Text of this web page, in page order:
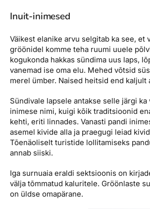
Inuit-inimesed
Väikest elanike arvu selgitab ka see, et
gröönidel komme teha ruumi uuele
kogukonda hakkas sündima uus laps,
vanemad ise oma elu. Mehed võtsid
merel ümber. Naised heitsid end kaljult
Sündivale lapsele antakse selle järgi ka
inimese nimi, kuigi kõik traditsioonid
kehti, eriti linnades. Vanasti pandi
asemel kivide alla ja praegugi leiad
Tõenäoliselt turistide lollitamiseks
annab siiski.
Iga surnuaia eraldi sektsioonis on
välja tõmmatud kaluritele. Gröönlaste
on üldse omapärane.